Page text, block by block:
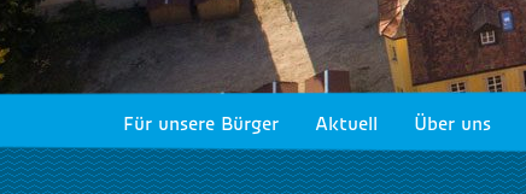
Für unsere Bürger Aktuell Über uns